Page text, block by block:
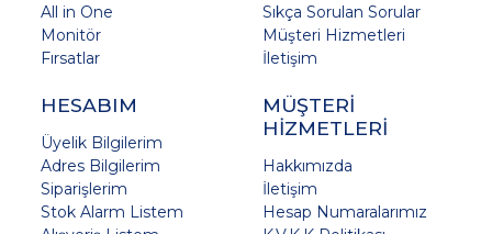
All in One
Monitör
Fırsatlar
Sıkça Sorulan Sorular
Müşteri Hizmetleri
İletişim
HESABIM
Üyelik Bilgilerim
Adres Bilgilerim
Siparişlerim
Stok Alarm Listem
MÜŞTERİ
HİZMETLERİ
Hakkımızda
İletişim
Hesap Numaralarımız